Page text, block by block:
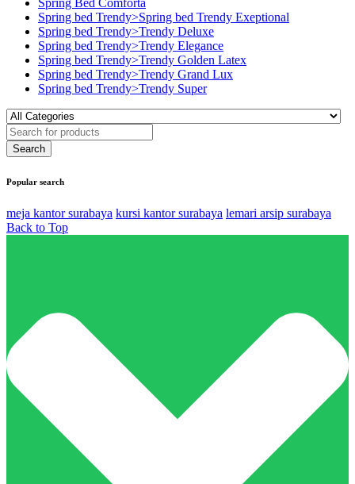
Spring bed Trendy>Spring bed Trendy Exeptional
Spring bed Trendy>Trendy Deluxe
Spring bed Trendy>Trendy Elegance
Spring bed Trendy>Trendy Golden Latex
Spring bed Trendy>Trendy Grand Lux
Spring bed Trendy>Trendy Super
Popular search
meja kantor surabaya kursi kantor surabaya lemari arsip surabaya
Back to Top